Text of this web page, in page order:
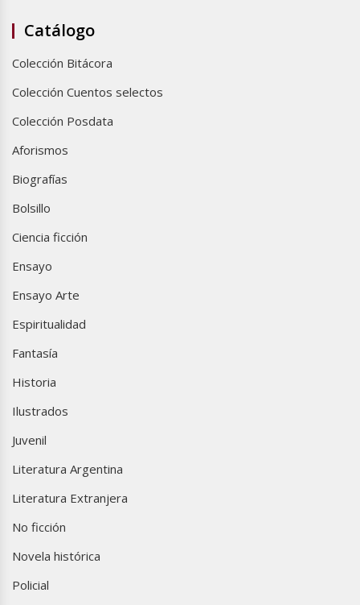
Catálogo
Colección Bitácora
Colección Cuentos selectos
Colección Posdata
Aforismos
Biografías
Bolsillo
Ciencia ficción
Ensayo
Ensayo Arte
Espiritualidad
Fantasía
Historia
Ilustrados
Juvenil
Literatura Argentina
Literatura Extranjera
No ficción
Novela histórica
Policial